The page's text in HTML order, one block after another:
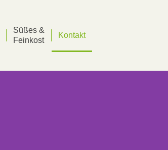
Süßes &
Feinkost
Kontakt